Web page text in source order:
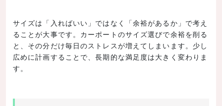
サイズは「入ればいい」ではなく「余裕があるか」で考え
ることが大事です。カーポートのサイズ選びで余裕を削る
と、その分だけ毎日のストレスが増えてしまいます。少し
広めに計画することで、長期的な満足度は大きく変わりま
す。